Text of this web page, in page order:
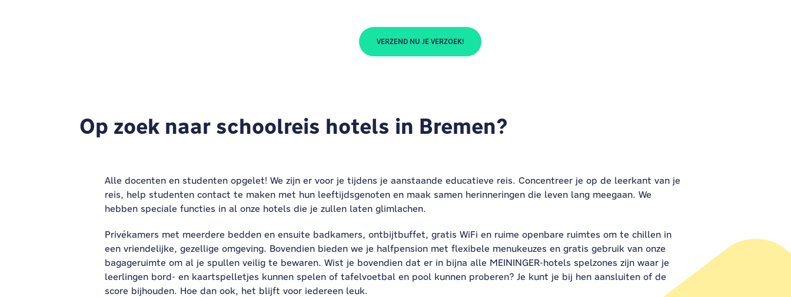
VERZEND NU JE VERZOEK!
Op zoek naar schoolreis hotels in Bremen?
Alle docenten en studenten opgelet! We zijn er voor je tijdens je aanstaande educatieve reis. Concentreer je op de leerkant van je
reis, help studenten contact te maken met hun leeftijdsgenoten en maak samen herinneringen die leven lang meegaan. We
hebben speciale functies in al onze hotels die je zullen laten glimlachen.
Privékamers met meerdere bedden en ensuite badkamers, ontbijtbuffet, gratis WiFi en ruime openbare ruimtes om te chillen in
een vriendelijke, gezellige omgeving. Bovendien bieden we je halfpension met flexibele menukeuzes en gratis gebruik van onze
bagageruimte om al je spullen veilig te bewaren. Wist je bovendien dat er in bijna alle MEININGER-hotels spelzones zijn waar je
leerlingen bord- en kaartspelletjes kunnen spelen of tafelvoetbal en pool kunnen proberen? Je kunt je bij hen aansluiten of de
score bijhouden. Hoe dan ook, het blijft voor iedereen leuk.